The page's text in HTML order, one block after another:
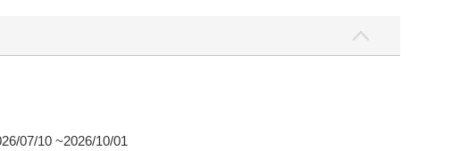
美感。 幾米常說，創作越久，越覺得創作難以捉摸。這次
段輕巧的樂章，像是莫札特最具童趣的音樂作品，但裡面
07/10 ~2026/10/01